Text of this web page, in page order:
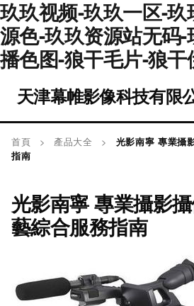
玖玖视频-玖玖一区-
源色-玖玖资源站无码
播色图-狼干毛片-狼
天津幕帷影像科技有限
首頁 > 產品大全 >
光影南寧 專業攝
指南
光影南寧 專業攝影
藝綜合服務指南